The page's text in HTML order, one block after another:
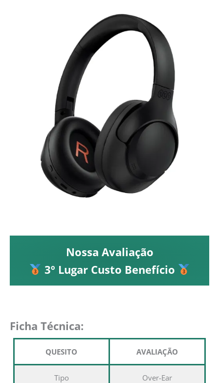
Nossa Avaliação
3º Lugar Custo Benefício
Ficha Técnica:
QUESITO AVALIAÇÃO
Tipo Over-Ear